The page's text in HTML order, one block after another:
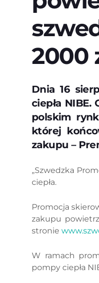
2000
Dnia 16
ciepła
polskim
której
zakupu –
„Szwedzka
ciepła.
Promocja
zakupu
stronie
W ramach
pompy ciepła